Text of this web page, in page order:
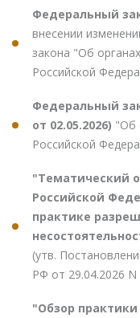
Федеральный
внесении
закона "Об
Российской
Федеральный
от 02.05.2026) "Об
Российской
"Тематический
Российской
практике
(утв.
РФ от 29.04.2026
"Обзор